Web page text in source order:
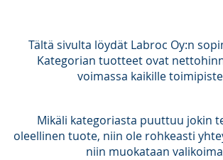
Tältä sivulta löydät Labroc Oy:n
Kategorian tuotteet ovat
voimassa kaikille
Mikäli kategoriasta puuttuu jokin
oleellinen tuote, niin ole rohkeasti
niin muokataan